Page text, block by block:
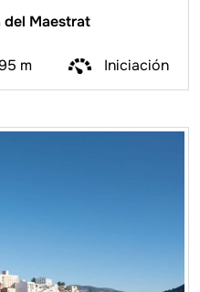
del Maestrat
m Iniciación